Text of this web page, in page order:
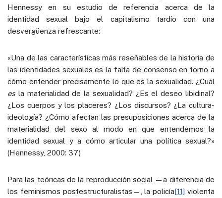
Hennessy en su estudio de referencia acerca de la
identidad sexual bajo el capitalismo tardío con una
desvergüenza refrescante:
«Una de las características más reseñables de la historia de
las identidades sexuales es la falta de consenso en torno a
cómo entender precisamente lo que es la sexualidad. ¿Cuál
esla materialidad de la sexualidad? ¿Es el deseo libidinal?
¿Los cuerpos y los placeres? ¿Los discursos? ¿La cultura-
ideología? ¿Cómo afectan las presuposiciones acerca de la
materialidad del sexo al modo en que entendemos la
identidad sexual y a cómo articular una política sexual?»
(Hennessy, 2000: 37)
Para las teóricas de la reproducción social —a diferencia de
los feminismos postestructuralistas—, la policía[11] violenta